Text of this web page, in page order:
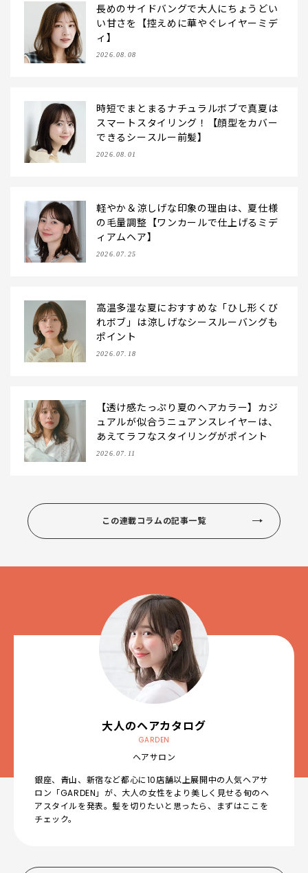
長めのサイドバングで大人にちょうどい
い甘さを【控えめに華やぐレイヤーミデ
ィ】
2026.08.08
時短でまとまるナチュラルボブで真夏は
スマートスタイリング！【顔型をカバー
できるシースルー前髪】
2026.08.01
軽やか＆涼しげな印象の理由は、夏仕様
の毛量調整【ワンカールで仕上げるミデ
ィアムヘア】
2026.07.25
高温多湿な夏におすすめな「ひし形くび
れボブ」は涼しげなシースルーバングも
ポイント
2026.07.18
【透け感たっぷり夏のヘアカラー】カジ
ュアルが似合うニュアンスレイヤーは、
あえてラフなスタイリングがポイント
2026.07.11
この連載コラムの記事一覧
大人のヘアカタログ
GARDEN
ヘアサロン
銀座、青山、新宿など都心に10店舗以上展開中の人気ヘアサ
ロン「GARDEN」が、大人の女性をより美しく見せる旬のヘ
アスタイルを発表。髪を切りたいと思ったら、まずはここを
チェック。